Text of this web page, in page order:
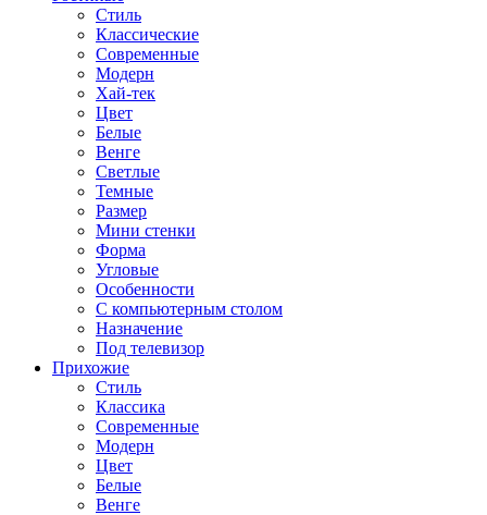
Стиль
Классические
Современные
Модерн
Хай-тек
Цвет
Белые
Венге
Светлые
Темные
Размер
Мини стенки
Форма
Угловые
Особенности
С компьютерным столом
Назначение
Под телевизор
Прихожие
Стиль
Классика
Современные
Модерн
Цвет
Белые
Венге